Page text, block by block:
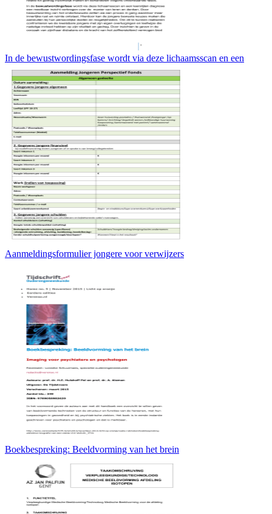
In de bewustwordingsfase wordt via deze lichaamsscan en een
Aanmeldingsformulier jongere voor verwijzers
Boekbespreking: Beeldvorming van het brein